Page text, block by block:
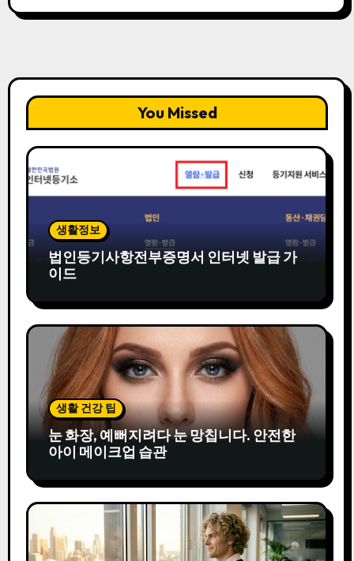
You Missed
생활정보
법인등기사항전부증명서 인터넷 발급 가
이드
생활 건강 팁
눈 화장, 예뻐지려다 눈 망칩니다. 안전한
아이 메이크업 습관